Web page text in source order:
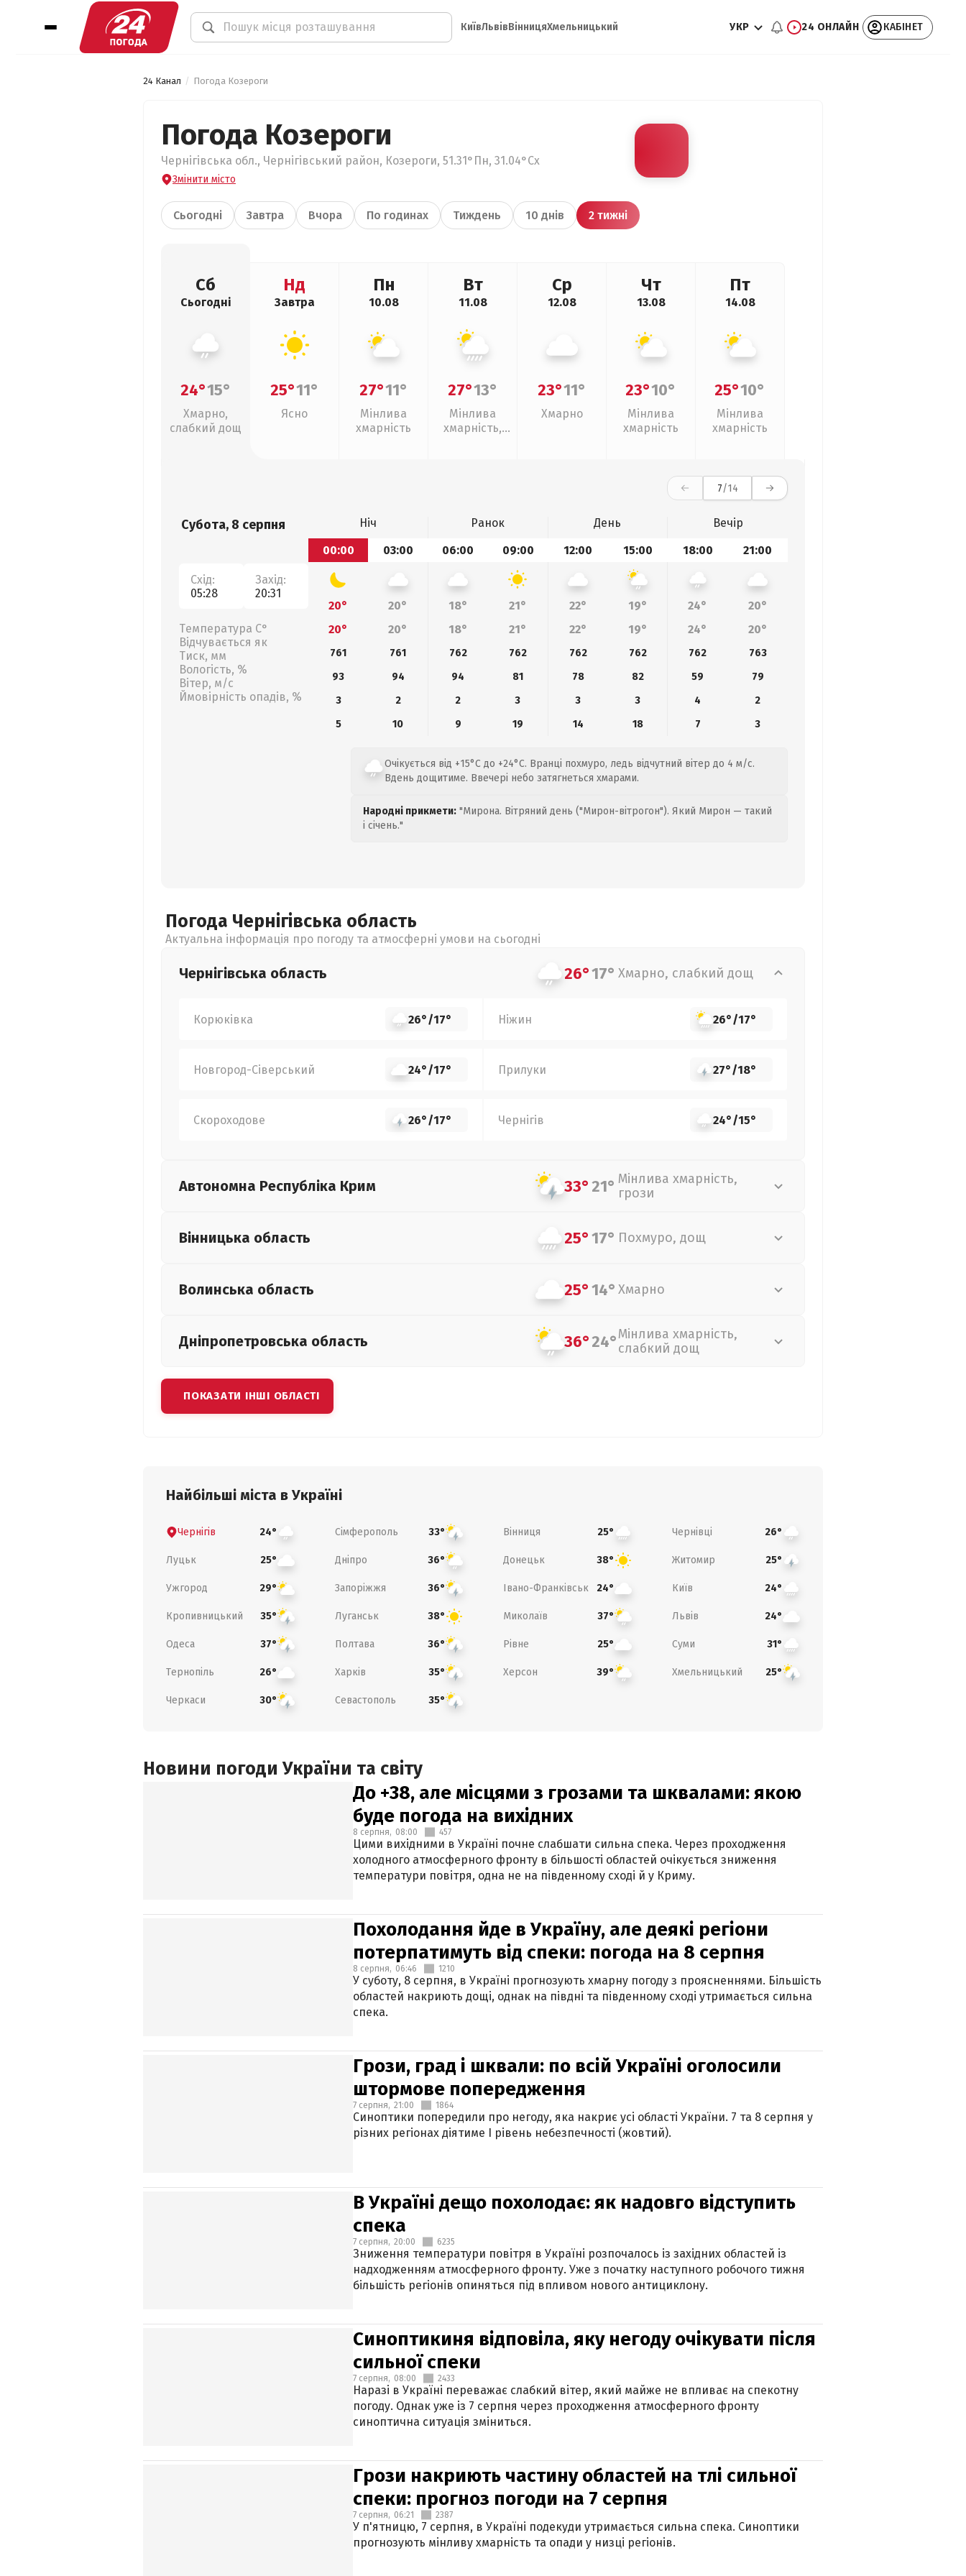
КиївЛьвівВінницяХмельницький УКР 24 ОНЛАЙН КАБІНЕТ
24 Канал Погода Козероги
Погода Козероги
Чернігівська обл., Чернігівський район, Козероги, 51.31°Пн, 31.04°Сх
Змінити місто
Сьогодні Завтра Вчора По годинах Тиждень 10 днів 2 тижні
Сб
Сьогодні
24°15°
Хмарно,
слабкий дощ
Нд
Завтра
25°11°
Ясно
Пн
10.08
27°11°
Мінлива
хмарність
Вт
11.08
27°13°
Мінлива
хмарність,
Ср
12.08
23°11°
Хмарно
Чт
13.08
23°10°
Мінлива
хмарність
Пт
14.08
25°10°
Мінлива
хмарність
7/14
Субота, 8 серпня
Схід:
05:28
Захід:
20:31
Температура С°
Відчувається як
Тиск, мм
Вологість, %
Вітер, м/с
Ймовірність опадів, %
Ніч Ранок День
Вечір
00:00
03:00 06:00 09:00 12:00 15:00 18:00 21:00
20° 20° 18° 21° 22° 19° 24°
20°
20°
20° 18° 21° 22° 19° 24° 20°
761 761 762 762 762 762 762
763
93
94 94 81 78 82 59
79
3
2 2 3 3 3 4
2
5
10 9 19 14 18 7 3
Очікується від +15°C до +24°C. Вранці похмуро, ледь відчутний вітер до 4 м/с.
Вдень дощитиме. Ввечері небо затягнеться хмарами.
Народні прикмети: "Мирона. Вітряний день ("Мирон-вітрогон"). Який Мирон — такий
і січень."
Погода Чернігівська область
Актуальна інформація про погоду та атмосферні умови на сьогодні
Чернігівська область 26°17° Хмарно, слабкий дощ
Корюківка 26°/17° Ніжин 26°/17°
Новгород-Сіверський 24°/17° Прилуки 27°/18°
Скороходове 26°/17° Чернігів 24°/15°
Автономна Республіка Крим 33°21° Мінлива хмарність,
грози
Вінницька область 25°17° Похмуро, дощ
Волинська область 25°14° Хмарно
Дніпропетровська область 36°24°Мінлива хмарність,
слабкий дощ
ПОКАЗАТИ ІНШІ ОБЛАСТІ
Найбільші міста в Україні
Чернігів 24° Сімферополь 33° Вінниця 25° Чернівці 26°
Луцьк 25° Дніпро 36° Донецьк 38° Житомир 25°
Ужгород 29° Запоріжжя 36° Івано-Франківськ 24° Київ 24°
Кропивницький 35° Луганськ 38° Миколаїв 37° Львів 24°
Одеса 37° Полтава 36° Рівне 25° Суми 31°
Тернопіль 26° Харків 35° Херсон 39° Хмельницький 25°
Черкаси 30° Севастополь 35°
Новини погоди України та світу
До +38, але місцями з грозами та шквалами: якою
буде погода на вихідних
8 серпня, 08:00 457
Цими вихідними в Україні почне слабшати сильна спека. Через проходження
холодного атмосферного фронту в більшості областей очікується зниження
температури повітря, одна не на південному сході й у Криму.
Похолодання йде в Україну, але деякі регіони
потерпатимуть від спеки: погода на 8 серпня
8 серпня, 06:46 1210
У суботу, 8 серпня, в Україні прогнозують хмарну погоду з проясненнями. Більшість
областей накриють дощі, однак на півдні та південному сході утримається сильна
спека.
Грози, град і шквали: по всій Україні оголосили
штормове попередження
7 серпня, 21:00 1864
Синоптики попередили про негоду, яка накриє усі області України. 7 та 8 серпня у
різних регіонах діятиме І рівень небезпечності (жовтий).
В Україні дещо похолодає: як надовго відступить
спека
7 серпня, 20:00 6235
Зниження температури повітря в Україні розпочалось із західних областей із
надходженням атмосферного фронту. Уже з початку наступного робочого тижня
більшість регіонів опиняться під впливом нового антициклону.
Синоптикиня відповіла, яку негоду очікувати після
сильної спеки
7 серпня, 08:00 2433
Наразі в Україні переважає слабкий вітер, який майже не впливає на спекотну
погоду. Однак уже із 7 серпня через проходження атмосферного фронту
синоптична ситуація зміниться.
Грози накриють частину областей на тлі сильної
спеки: прогноз погоди на 7 серпня
7 серпня, 06:21 2387
У п'ятницю, 7 серпня, в Україні подекуди утримається сильна спека. Синоптики
прогнозують мінливу хмарність та опади у низці регіонів.